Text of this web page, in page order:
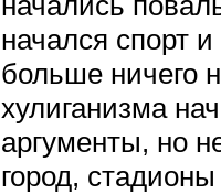
начался спорт
больше ничего
хулиганизма
аргументы, но
город,